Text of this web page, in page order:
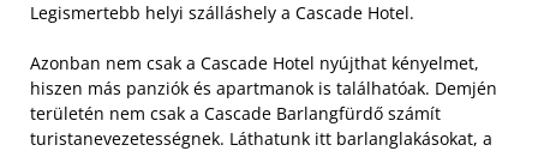
Legismertebb helyi szálláshely a Cascade Hotel.
Azonban nem csak a Cascade Hotel nyújthat kényelmet,
hiszen más panziók és apartmanok is találhatóak. Demjén
területén nem csak a Cascade Barlangfürdő számít
turistanevezetességnek. Láthatunk itt barlanglakásokat, a